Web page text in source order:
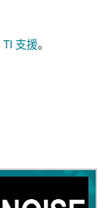
TI 支援。​​​​​​​​​​​​​​